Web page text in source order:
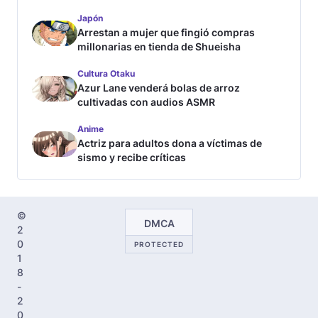
Japón
Arrestan a mujer que fingió compras
millonarias en tienda de Shueisha
Cultura Otaku
Azur Lane venderá bolas de arroz
cultivadas con audios ASMR
Anime
Actriz para adultos dona a víctimas de
sismo y recibe críticas
©
2
0
1
8
-
2
0
DMCA
PROTECTED